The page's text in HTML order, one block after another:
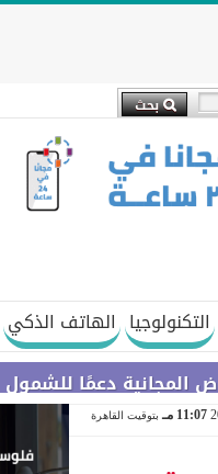
التكنولوجيا الهاتف الذكي
للشمول المالي
11:07 مـ بتوقيت القاهرة